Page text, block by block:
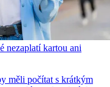
nezaplatí kartou ani
měli počítat s krátkým